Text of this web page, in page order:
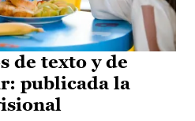
de texto y de
publicada la